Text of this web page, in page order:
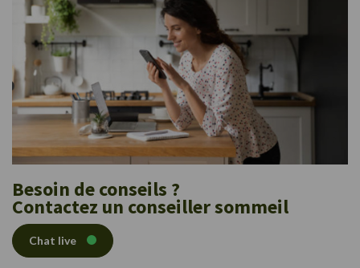
Besoin de conseils ?
Contactez un conseiller sommeil
Chat live